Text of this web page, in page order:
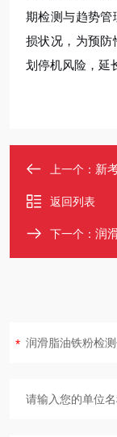
期检测与趋势管
损状况，为预防
划停机风险，延
上一个： 新
返回列表
下一个： 润